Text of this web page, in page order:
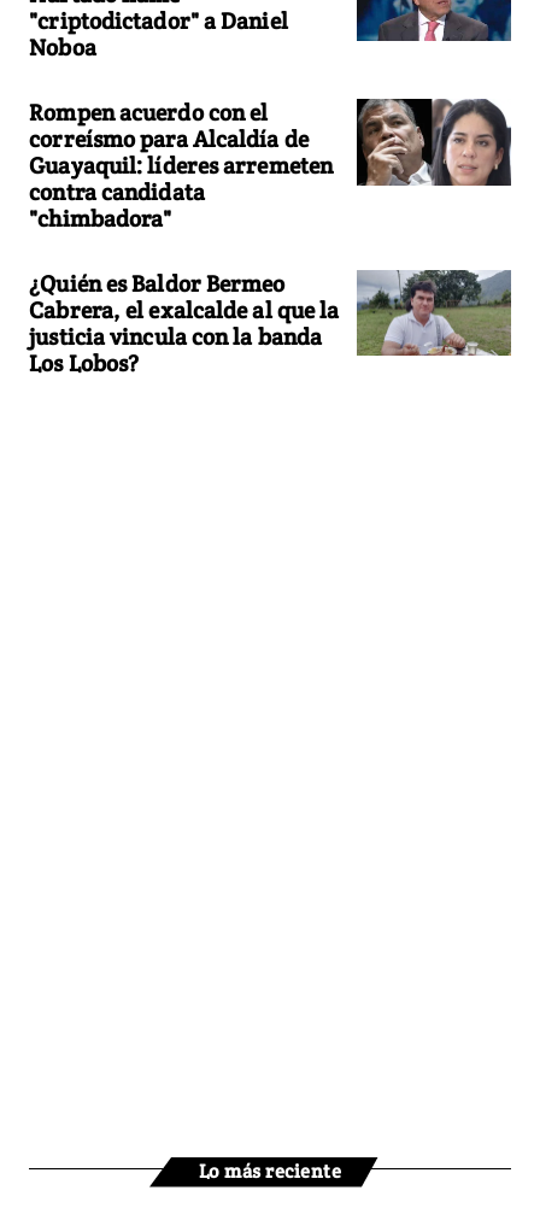
"criptodictador" a Daniel
Noboa
Rompen acuerdo con el
correísmo para Alcaldía de
Guayaquil: líderes arremeten
contra candidata
"chimbadora"
¿Quién es Baldor Bermeo
Cabrera, el exalcalde al que la
justicia vincula con la banda
Los Lobos?
Lo más reciente